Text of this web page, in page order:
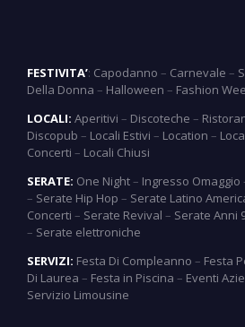
FESTIVITA’: Capodanno – Carnevale –
Della Donna – Halloween – Fashion
LOCALI: Aperitivi – Discoteche –
Discopub – Locali Estivi – Location –
Concerti – Locali Chiusi
SERATE: One Night– Ingresso Omaggio
– Serate Hip Hop – Serate Latino
Concerti – Serate Revival – Serate Anni
– Serate elettroniche
SERVIZI: Festa Di Compleanno – Festa
Di Laurea – Festa in Piscina – Eventi
Servizio Limousine